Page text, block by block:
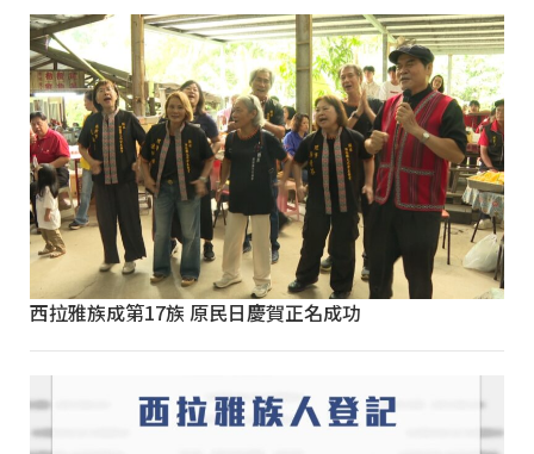
西拉雅族成第17族 原民日慶賀正名成功